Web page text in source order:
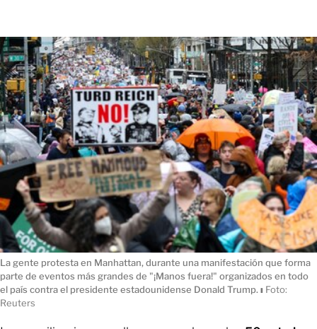
La gente protesta en Manhattan, durante una manifestación que forma
parte de eventos más grandes de "¡Manos fuera!" organizados en todo
el país contra el presidente estadounidense Donald Trump.ı Foto:
Reuters